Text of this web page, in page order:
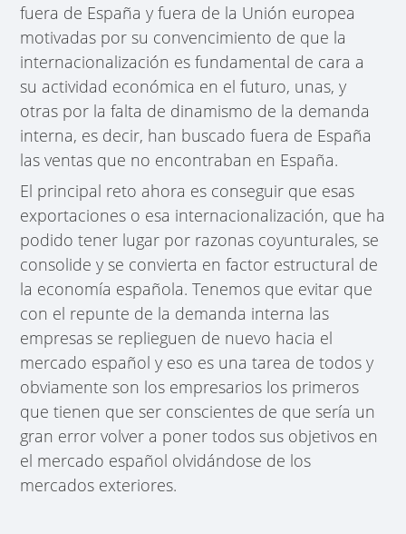
fuera de España y fuera de la Unión europea
motivadas por su convencimiento de que la
internacionalización es fundamental de cara a
su actividad económica en el futuro, unas, y
otras por la falta de dinamismo de la demanda
interna, es decir, han buscado fuera de España
las ventas que no encontraban en España.
El principal reto ahora es conseguir que esas
exportaciones o esa internacionalización, que ha
podido tener lugar por razonas coyunturales, se
consolide y se convierta en factor estructural de
la economía española. Tenemos que evitar que
con el repunte de la demanda interna las
empresas se replieguen de nuevo hacia el
mercado español y eso es una tarea de todos y
obviamente son los empresarios los primeros
que tienen que ser conscientes de que sería un
gran error volver a poner todos sus objetivos en
el mercado español olvidándose de los
mercados exteriores.